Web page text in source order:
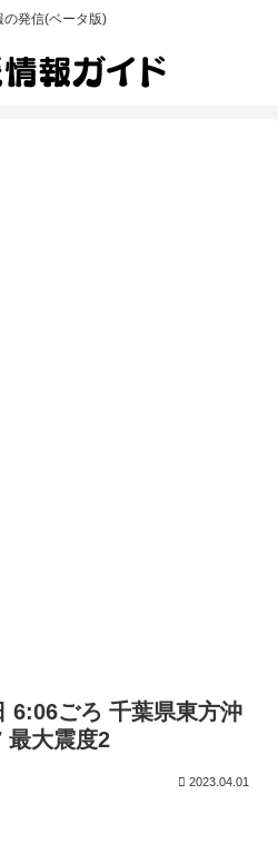
の発信(ベータ版)
6:06ごろ 千葉県東方沖
最大震度2
2023.04.01